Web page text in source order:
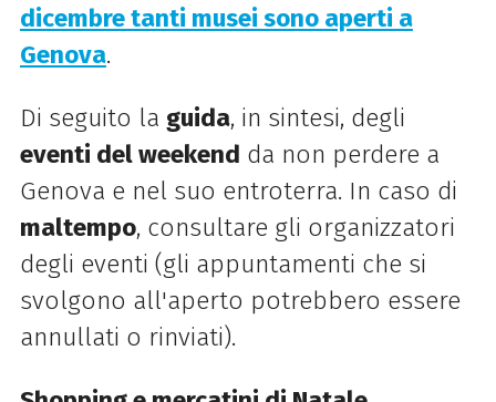
dicembre tanti musei sono aperti a
Genova.
Di seguito la guida, in sintesi, degli
eventi del weekend da non perdere a
Genova e nel suo entroterra. In caso di
maltempo, consultare gli organizzatori
degli eventi (gli appuntamenti che si
svolgono all'aperto potrebbero essere
annullati o rinviati).